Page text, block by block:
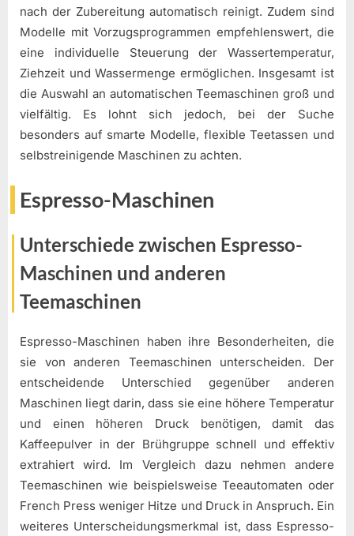
nach der Zubereitung automatisch reinigt. Zudem sind
Modelle mit Vorzugsprogrammen empfehlenswert, die
eine individuelle Steuerung der Wassertemperatur,
Ziehzeit und Wassermenge ermöglichen. Insgesamt ist
die Auswahl an automatischen Teemaschinen groß und
vielfältig. Es lohnt sich jedoch, bei der Suche
besonders auf smarte Modelle, flexible Teetassen und
selbstreinigende Maschinen zu achten.
Espresso-Maschinen
Unterschiede zwischen Espresso-
Maschinen und anderen
Teemaschinen
Espresso-Maschinen haben ihre Besonderheiten, die
sie von anderen Teemaschinen unterscheiden. Der
entscheidende Unterschied gegenüber anderen
Maschinen liegt darin, dass sie eine höhere Temperatur
und einen höheren Druck benötigen, damit das
Kaffeepulver in der Brühgruppe schnell und effektiv
extrahiert wird. Im Vergleich dazu nehmen andere
Teemaschinen wie beispielsweise Teeautomaten oder
French Press weniger Hitze und Druck in Anspruch. Ein
weiteres Unterscheidungsmerkmal ist, dass Espresso-